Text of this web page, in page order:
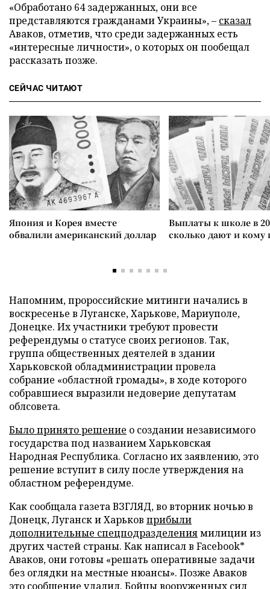
«Обработано 64 задержанных, они все
представляются гражданами Украины», – сказал
Аваков, отметив, что среди задержанных есть
«интересные личности», о которых он пообещал
рассказать позже.
СЕЙЧАС ЧИТАЮТ
Япония и Корея вместе
обвалили американский доллар
Выплаты к школе в
сколько дают и
Напомним, пророссийские митинги начались в
воскресенье в Луганске, Харькове, Мариуполе,
Донецке. Их участники требуют провести
референдумы о статусе своих регионов. Так,
группа общественных деятелей в здании
Харьковской обладминистрации провела
собрание «областной громады», в ходе которого
собравшиеся выразили недоверие депутатам
облсовета.
Было принято решение о создании независимого
государства под названием Харьковская
Народная Республика. Согласно их заявлению, это
решение вступит в силу после утверждения на
областном референдуме.
Как сообщала газета ВЗГЛЯД, во вторник ночью в
Донецк, Луганск и Харьков прибыли
дополнительные спецподразделениямилиции из
других частей страны. Как написал в Facebook*
Аваков, они готовы «решать оперативные задачи
без оглядки на местные нюансы». Позже Аваков
это сообщение удалил. Бойцы вооруженных сил